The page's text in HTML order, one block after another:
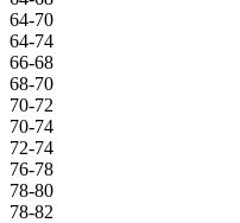
64-70
64-74
66-68
68-70
70-72
70-74
72-74
76-78
78-80
78-82